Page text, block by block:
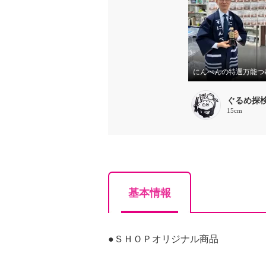
にんべんの特選万能つ
ぐるめ探
15cm
基本情報
●ＳＨＯＰオリジナル商品